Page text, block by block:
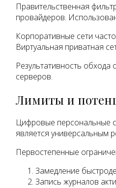
Правительственная
провайдеров.
Корпоративные сети
Виртуальная приватная
Результативность
серверов.
Лимиты и
Цифровые персональные
является универсальным
Первостепенные
Замедление
Запись журналов